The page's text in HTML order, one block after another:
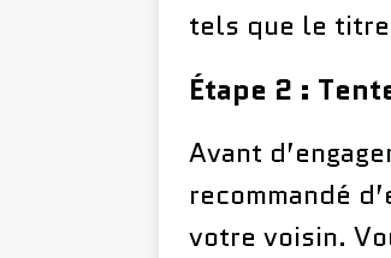
tels que le
Étape 2 :
Avant
recommandé
votre voisin.